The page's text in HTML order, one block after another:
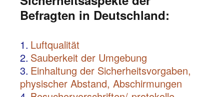
Befragten in Deutschland:
1. Luftqualität
2. Sauberkeit der Umgebung
3. Einhaltung der Sicherheitsvorgaben,
physischer Abstand, Abschirmungen